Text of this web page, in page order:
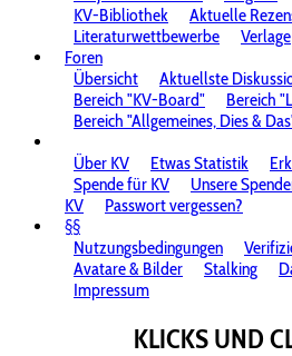
KV-Bibliothek
Aktuelle
Literaturwettbewerbe
Verlage
Foren
Übersicht
Aktuellste
Bereich "KV-Board"
Bereich
Bereich "Allgemeines, Dies &
Über KV
Etwas Statistik
Spende für KV
Unsere
KV
Passwort vergessen?
§§
Nutzungsbedingungen
Avatare & Bilder
Stalking
Impressum
KLICKS UND